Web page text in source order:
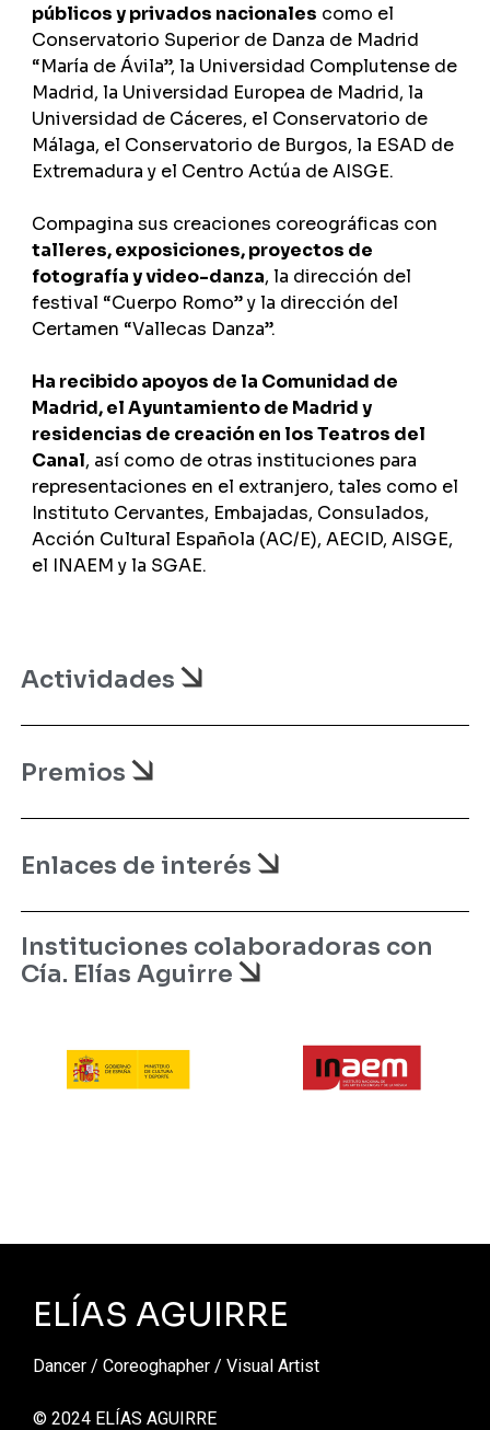
públicos y privados nacionales como el
Conservatorio Superior de Danza de Madrid
“María de Ávila”, la Universidad Complutense de
Madrid, la Universidad Europea de Madrid, la
Universidad de Cáceres, el Conservatorio de
Málaga, el Conservatorio de Burgos, la ESAD de
Extremadura y el Centro Actúa de AISGE.
Compagina sus creaciones coreográficas con
talleres, exposiciones, proyectos de
fotografía y video-danza, la dirección del
festival “Cuerpo Romo” y la dirección del
Certamen “Vallecas Danza”.
Ha recibido apoyos de la Comunidad de
Madrid, el Ayuntamiento de Madrid y
residencias de creación en los Teatros del
Canal, así como de otras instituciones para
representaciones en el extranjero, tales como el
Instituto Cervantes, Embajadas, Consulados,
Acción Cultural Española (AC/E), AECID, AISGE,
el INAEM y la SGAE.
Actividades
Premios
Enlaces de interés
Instituciones colaboradoras con
Cía. Elías Aguirre
ELÍAS AGUIRRE
Dancer / Coreoghapher / Visual Artist
© 2024 ELÍAS AGUIRRE